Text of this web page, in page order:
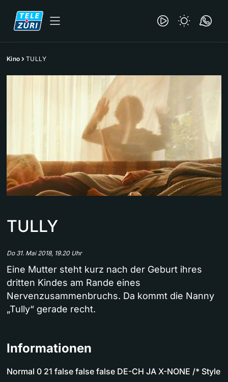
Kino TULLY
TULLY
Do 31. Mai 2018, 19.20 Uhr
Eine Mutter steht kurz nach der Geburt ihres
dritten Kindes am Rande eines
Nervenzusammenbruchs. Da kommt die Nanny
„Tully“ gerade recht.
Informationen
Normal 0 21 false false false DE-CH JA X-NONE /* Style